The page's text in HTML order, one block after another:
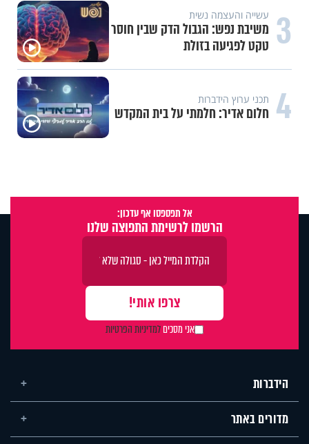
3 עשייה והעצמה נשית
משיבת נפש: הגבול הדק שבין חוסר
טקט לפגיעה בזולת
4 תכני ערוץ הידברות
חלום אדיר: חלמתי על בית המקדש
אל תפספסו אף עדכון:
הרשמו לרשימת התפוצה שלנו
אני מסכיםלמדיניות הפרטיות
הידברות
מדורים באתר